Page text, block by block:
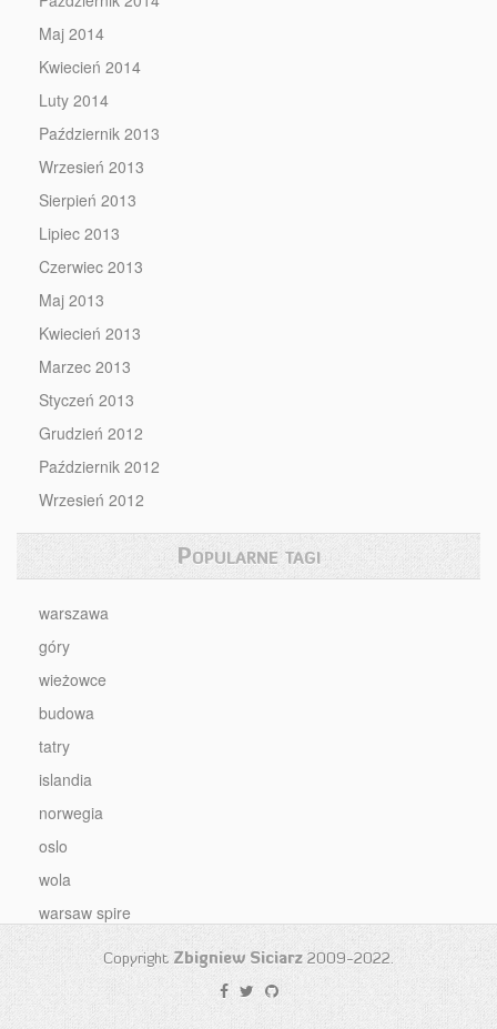
Maj 2014
Kwiecień 2014
Luty 2014
Październik 2013
Wrzesień 2013
Sierpień 2013
Lipiec 2013
Czerwiec 2013
Maj 2013
Kwiecień 2013
Marzec 2013
Styczeń 2013
Grudzień 2012
Październik 2012
Wrzesień 2012
Popularne tagi
warszawa
góry
wieżowce
budowa
tatry
islandia
norwegia
oslo
wola
warsaw spire
Copyright Zbigniew Siciarz 2009-2022.